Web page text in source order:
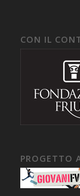
CON IL
PROGETTO